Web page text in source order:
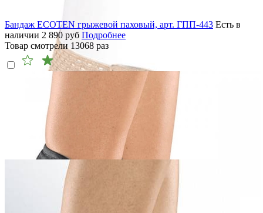
Бандаж ECOTEN грыжевой паховый, арт. ГПП-443 Есть в
наличии 2 890 руб Подробнее
Товар смотрели 13068 раз